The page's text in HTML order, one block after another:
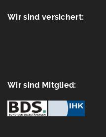
Wir sind versichert:
Wir sind Mitglied: